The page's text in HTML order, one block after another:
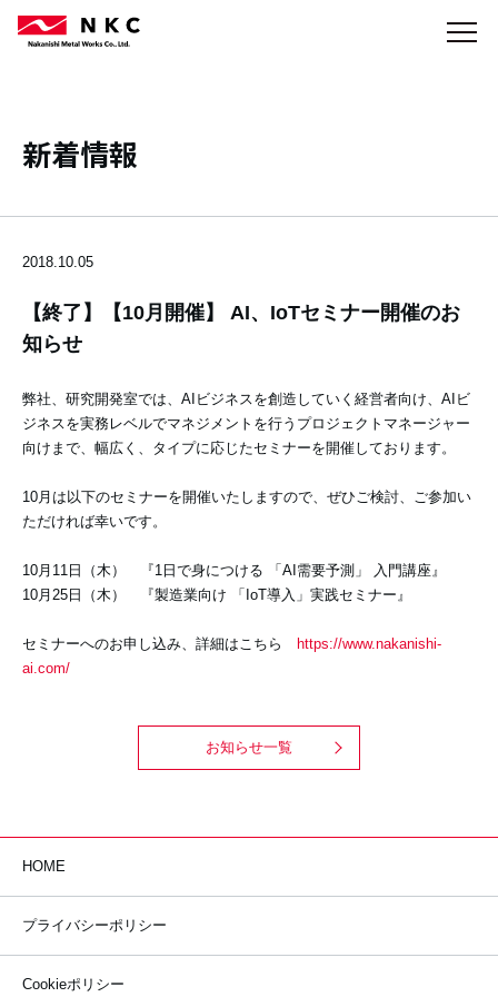
新着情報
2018.10.05
【終了】【10月開催】 AI、IoTセミナー開催のお
知らせ
弊社、研究開発室では、AIビジネスを創造していく経営者向け、AIビ
ジネスを実務レベルでマネジメントを行うプロジェクトマネージャー
向けまで、幅広く、タイプに応じたセミナーを開催しております。
10月は以下のセミナーを開催いたしますので、ぜひご検討、ご参加い
ただければ幸いです。
10月11日（木） 『1日で身につける 「AI需要予測」 入門講座』
10月25日（木） 『製造業向け 「IoT導入」実践セミナー』
セミナーへのお申し込み、詳細はこちら
https://www.nakanishi-
ai.com/
お知らせ一覧
HOME
プライバシーポリシー
Cookieポリシー